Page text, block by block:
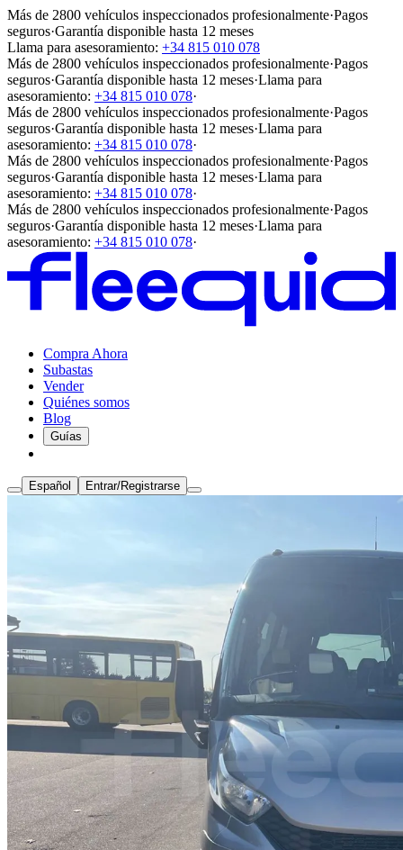
Más de 2800 vehículos inspeccionados profesionalmente·Pagos
seguros·Garantía disponible hasta 12 meses
Llama para asesoramiento: +34 815 010 078
Más de 2800 vehículos inspeccionados profesionalmente·Pagos
seguros·Garantía disponible hasta 12 meses·Llama para
asesoramiento: +34 815 010 078·
Más de 2800 vehículos inspeccionados profesionalmente·Pagos
seguros·Garantía disponible hasta 12 meses·Llama para
asesoramiento: +34 815 010 078·
Más de 2800 vehículos inspeccionados profesionalmente·Pagos
seguros·Garantía disponible hasta 12 meses·Llama para
asesoramiento: +34 815 010 078·
Más de 2800 vehículos inspeccionados profesionalmente·Pagos
seguros·Garantía disponible hasta 12 meses·Llama para
asesoramiento: +34 815 010 078·
Compra Ahora
Subastas
Vender
Quiénes somos
Blog
Guías
Español Entrar/Registrarse